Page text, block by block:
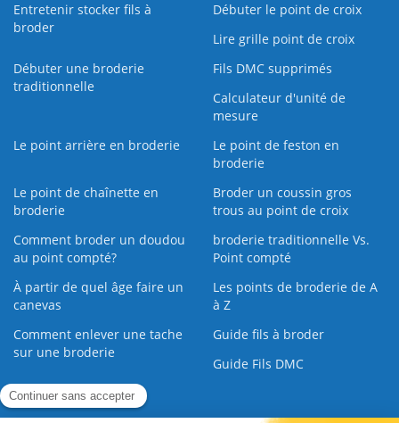
Entretenir stocker fils à
broder
Débuter le point de croix
Lire grille point de croix
Débuter une broderie
traditionnelle
Fils DMC supprimés
Calculateur d'unité de
mesure
Le point arrière en broderie
Le point de feston en
broderie
Le point de chaînette en
broderie
Broder un coussin gros
trous au point de croix
Comment broder un doudou
au point compté?
broderie traditionnelle Vs.
Point compté
À partir de quel âge faire un
canevas
Les points de broderie de A
à Z
Comment enlever une tache
sur une broderie
Guide fils à broder
Guide Fils DMC
Guide de la Broderie